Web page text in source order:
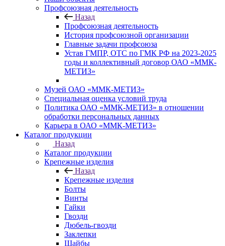
Профсоюзная деятельность
Назад
Профсоюзная деятельность
История профсоюзной организации
Главные задачи профсоюза
Устав ГМПР, ОТС по ГМК РФ на 2023-2025
годы и коллективный договор ОАО «ММК-
МЕТИЗ»
Музей ОАО «ММК-МЕТИЗ»
Специальная оценка условий труда
Политика ОАО «ММК-МЕТИЗ» в отношении
обработки персональных данных
Карьера в ОАО «ММК-МЕТИЗ»
Каталог продукции
Назад
Каталог продукции
Крепежные изделия
Назад
Крепежные изделия
Болты
Винты
Гайки
Гвозди
Дюбель-гвозди
Заклепки
Шайбы